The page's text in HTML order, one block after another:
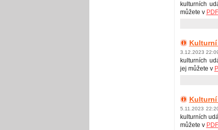
kulturních
můžete v
3.12.2023
kulturních
jej můžete v
5.11.2023
kulturních
můžete v